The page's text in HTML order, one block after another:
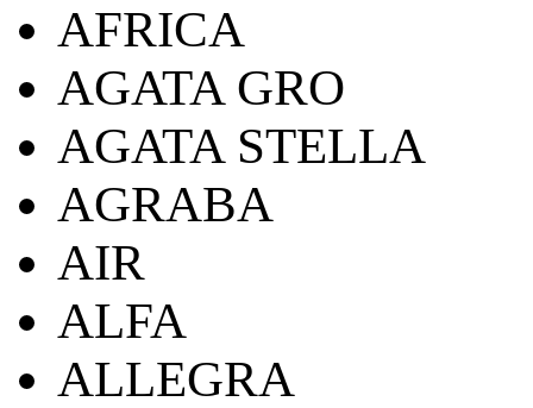
AFRICA
AGATA GRO
AGATA STELLA
AGRABA
AIR
ALFA
ALLEGRA